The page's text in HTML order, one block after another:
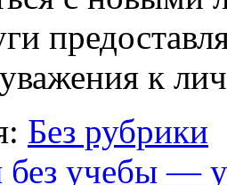
к
Без рубрики
учебы —